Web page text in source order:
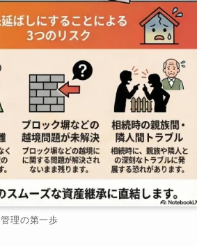
理の第一歩